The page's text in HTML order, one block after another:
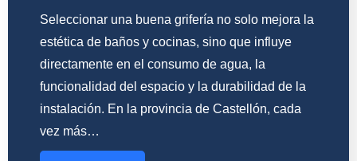
Seleccionar una buena grifería no solo mejora la
estética de baños y cocinas, sino que influye
directamente en el consumo de agua, la
funcionalidad del espacio y la durabilidad de la
instalación. En la provincia de Castellón, cada
vez más…